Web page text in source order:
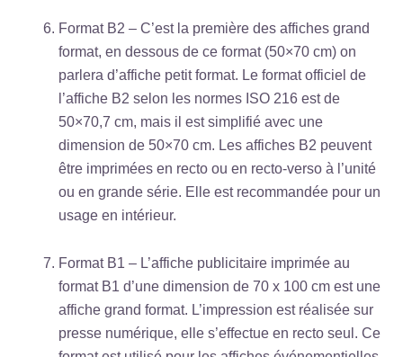
Format B2 – C’est la première des affiches grand
format, en dessous de ce format (50×70 cm) on
parlera d’affiche petit format. Le format officiel de
l’affiche B2 selon les normes ISO 216 est de
50×70,7 cm, mais il est simplifié avec une
dimension de 50×70 cm. Les affiches B2 peuvent
être imprimées en recto ou en recto-verso à l’unité
ou en grande série. Elle est recommandée pour un
usage en intérieur.
Format B1 – L’affiche publicitaire imprimée au
format B1 d’une dimension de 70 x 100 cm est une
affiche grand format. L’impression est réalisée sur
presse numérique, elle s’effectue en recto seul. Ce